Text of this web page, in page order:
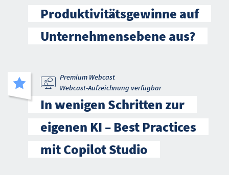
Produktivitätsgewinne auf
Unternehmensebene aus?
Premium Webcast
Webcast-Aufzeichnung verfügbar
In wenigen Schritten zur
eigenen KI – Best Practices
mit Copilot Studio